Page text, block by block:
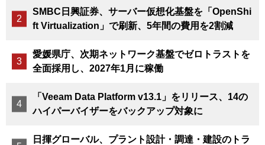
SMBC日興証券、サーバー仮想化基盤を「OpenShi
ft Virtualization」で刷新、5年間の費用を2割減
愛媛県庁、次期ネットワーク基盤でゼロトラストを
全面採用し、2027年1月に稼働
「Veeam Data Platform v13.1」をリリース、14の
ハイパーバイザーをバックアップ対象に
日揮グローバル、プラント設計・調達・建設のトラ